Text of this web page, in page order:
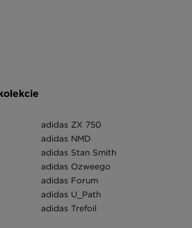
adidas ZX 750
adidas NMD
adidas Stan Smith
adidas Ozweego
adidas Forum
adidas U_Path
adidas Trefoil